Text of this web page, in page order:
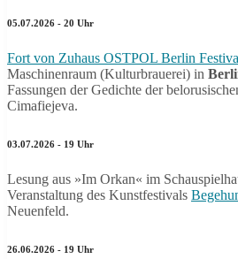
05.07.2026 - 20 Uhr
Fort von Zuhaus OSTPOL Berlin
Maschinenraum (Kulturbrauerei) in
Fassungen der Gedichte der
Cimafiejeva.
03.07.2026 - 19 Uhr
Lesung aus »Im Orkan« im
Veranstaltung des Kunstfestivals
Neuenfeld.
26.06.2026 - 19 Uhr